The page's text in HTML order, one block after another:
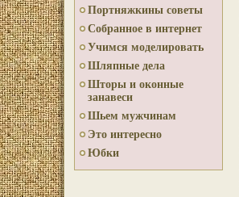
Портняжкины советы
Собранное в интернет
Учимся моделировать
Шляпные дела
Шторы и оконные
занавеси
Шьем мужчинам
Это интересно
Юбки